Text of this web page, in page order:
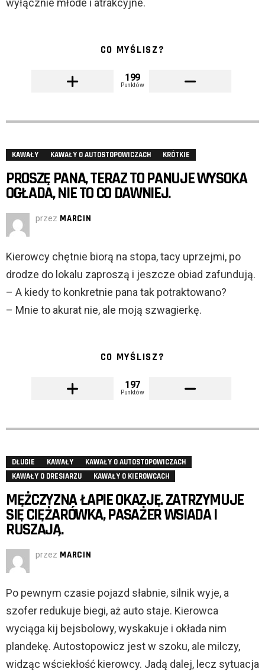
wyłącznie młode i atrakcyjne.
CO MYŚLISZ?
199
Punktów
KAWAŁY KAWAŁY O AUTOSTOPOWICZACH KRÓTKIE
PROSZĘ PANA, TERAZ TO PANUJE WYSOKA
OGŁADA, NIE TO CO DAWNIEJ.
przez MARCIN
Kierowcy chętnie biorą na stopa, tacy uprzejmi, po
drodze do lokalu zaproszą i jeszcze obiad zafundują.
– A kiedy to konkretnie pana tak potraktowano?
– Mnie to akurat nie, ale moją szwagierkę.
CO MYŚLISZ?
197
Punktów
DŁUGIE KAWAŁY
KAWAŁY O AUTOSTOPOWICZACH
KAWAŁY O DRESIARZU
KAWAŁY O KIEROWCACH
MĘŻCZYZNA ŁAPIE OKAZJĘ. ZATRZYMUJE
SIĘ CIĘŻARÓWKA, PASAŻER WSIADA I
RUSZAJĄ.
przez MARCIN
Po pewnym czasie pojazd słabnie, silnik wyje, a
szofer redukuje biegi, aż auto staje. Kierowca
wyciąga kij bejsbolowy, wyskakuje i okłada nim
plandekę. Autostopowicz jest w szoku, ale milczy,
widząc wściekłość kierowcy. Jadą dalej, lecz sytuacja